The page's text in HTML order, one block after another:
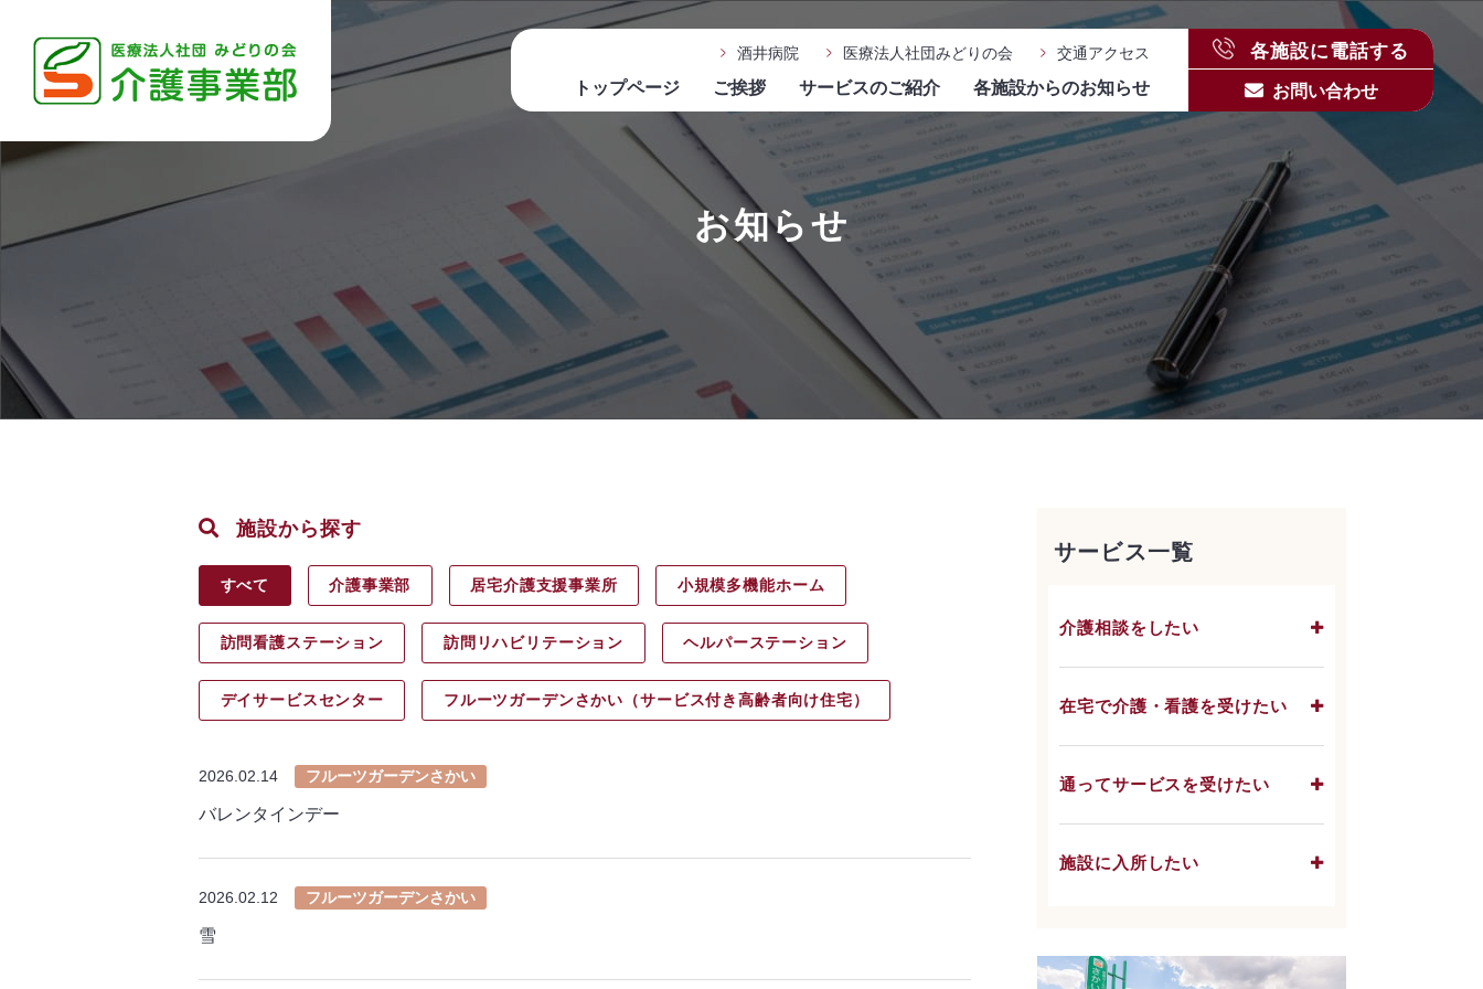
酒井病院 医療法人社団みどりの会 交通アクセス
トップページ ご挨拶 サービスのご紹介 各施設からのお知らせ
各施設に電話する
お問い合わせ
お知らせ
施設から探す
すべて 介護事業部 居宅介護支援事業所 小規模多機能ホーム
訪問看護ステーション 訪問リハビリ テーション ヘルパーステーション
デイサービスセンター フルーツガーデンさかい（サービス付き高齢者向け住宅）
2026.02.14 フルーツガーデンさかい
バレンタインデー
2026.02.12 フルーツガーデンさかい
雪
サービス一覧
介護相談をしたい
在宅で介護・看護を受けたい
通ってサービスを受けたい
施設に入所したい